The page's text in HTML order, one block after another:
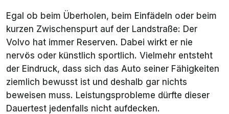
Egal ob beim Überholen, beim Einfädeln oder beim
kurzen Zwischenspurt auf der Landstraße: Der
Volvo hat immer Reserven. Dabei wirkt er nie
nervös oder künstlich sportlich. Vielmehr entsteht
der Eindruck, dass sich das Auto seiner Fähigkeiten
ziemlich bewusst ist und deshalb gar nichts
beweisen muss. Leistungsprobleme dürfte dieser
Dauertest jedenfalls nicht aufdecken.